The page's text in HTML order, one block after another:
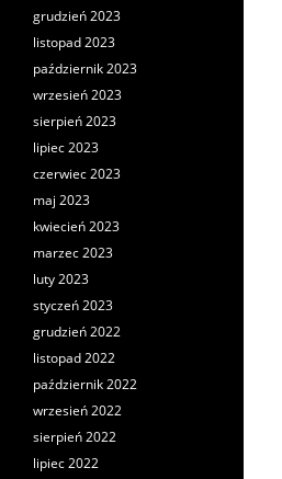
grudzień 2023
listopad 2023
październik 2023
wrzesień 2023
sierpień 2023
lipiec 2023
czerwiec 2023
maj 2023
kwiecień 2023
marzec 2023
luty 2023
styczeń 2023
grudzień 2022
listopad 2022
październik 2022
wrzesień 2022
sierpień 2022
lipiec 2022